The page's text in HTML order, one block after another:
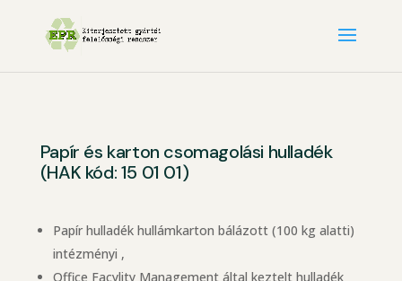
Papír és karton csomagolási hulladék
(HAK kód: 15 01 01)
Papír hulladék hullámkarton bálázott (100 kg alatti)
intézményi ,
Office Facylity Management által keztelt hulladék